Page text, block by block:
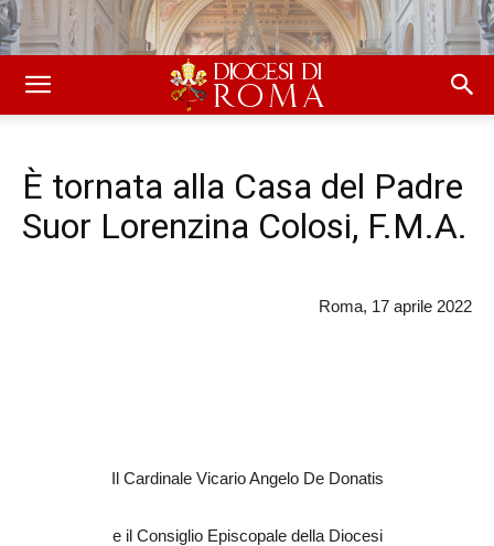
È tornata alla Casa del Padre
Suor Lorenzina Colosi, F.M.A.
Roma, 17 aprile 2022
Il Cardinale Vicario Angelo De Donatis
e il Consiglio Episcopale della Diocesi